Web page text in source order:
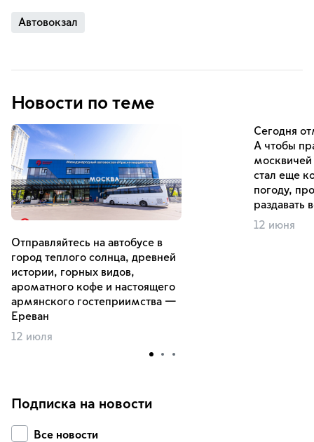
Автовокзал
Новости по теме
Отправляйтесь на автобусе в
город теплого солнца, древней
истории, горных видов,
ароматного кофе и настоящего
армянского гостеприимства —
Ереван
12 июля
Сегодня
А чтобы
москвичей
стал еще
погоду,
раздавать
12 июня
Подписка на новости
Все новости